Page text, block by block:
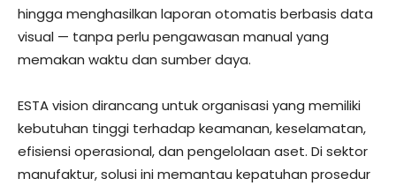
hingga menghasilkan laporan otomatis berbasis data
visual — tanpa perlu pengawasan manual yang
memakan waktu dan sumber daya.
ESTA vision dirancang untuk organisasi yang memiliki
kebutuhan tinggi terhadap keamanan, keselamatan,
efisiensi operasional, dan pengelolaan aset. Di sektor
manufaktur, solusi ini memantau kepatuhan prosedur